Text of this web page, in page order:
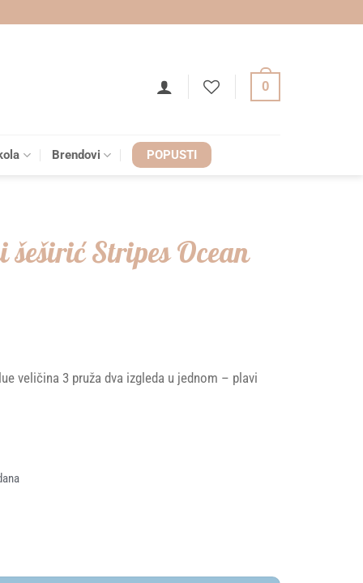
0
Brendovi POPUSTI
Stripes Ocean
veličina 3 pruža dva izgleda u jednom – plavi
3 količina